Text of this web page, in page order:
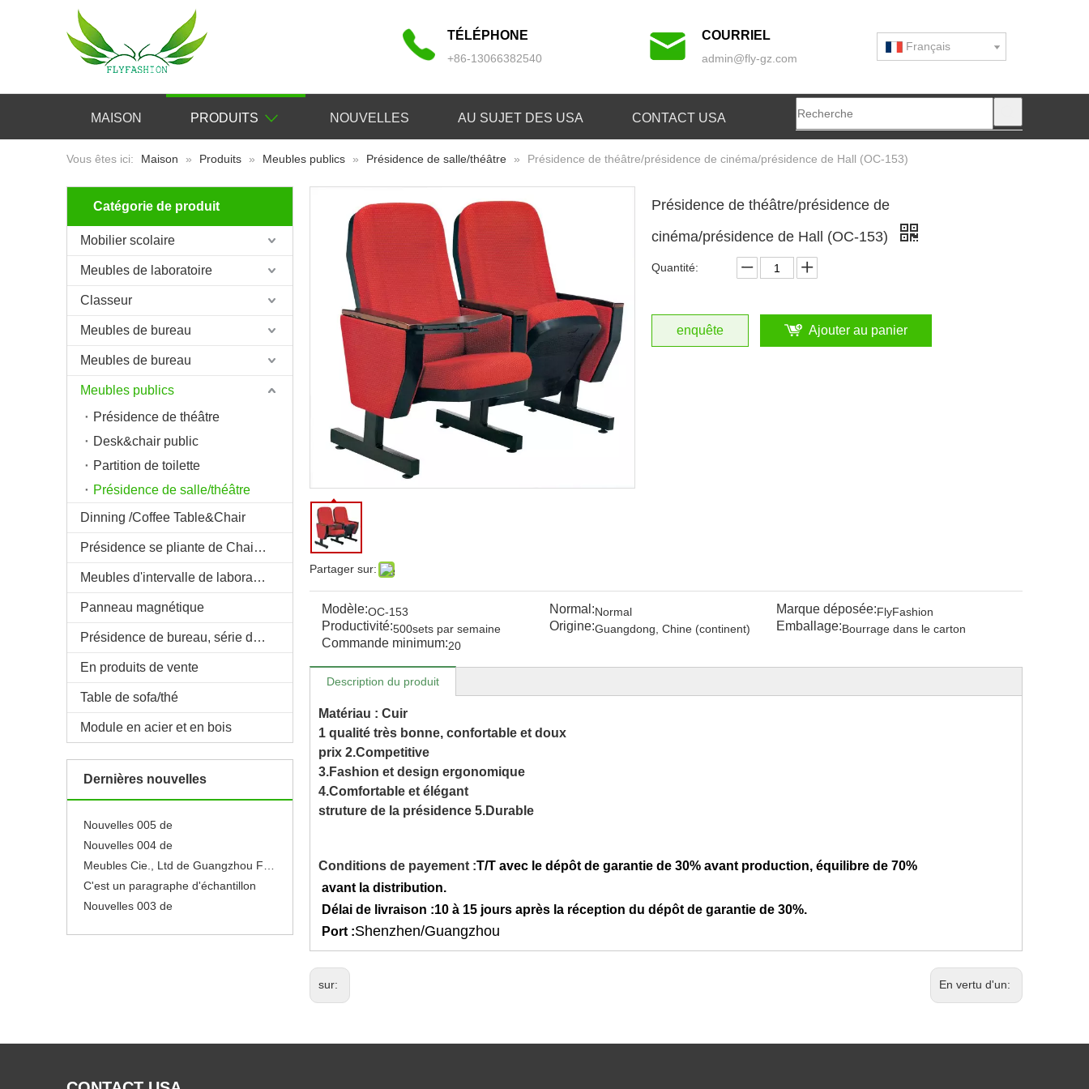
TÉLÉPHONE
+86-13066382540
COURRIEL
admin@fly-gz.com
Français
MAISON PRODUITS NOUVELLES AU SUJET DES USA CONTACT USA
Vous êtes ici: Maison » Produits » Meubles publics » Présidence de salle/théâtre » Présidence de théâtre/présidence de cinéma/présidence de Hall (OC-153)
Catégorie de produit
Mobilier scolaire
Meubles de laboratoire
Classeur
Meubles de bureau
Meubles de bureau
Meubles publics
Présidence de théâtre
Desk&chair public
Partition de toilette
Présidence de salle/théâtre
Dinning /Coffee Table&Chair
Présidence se pliante de Chair&Theatre de bureau de Trainning
Meubles d'intervalle de laboratoire/pièce
Panneau magnétique
Présidence de bureau, série de montage de &Theater de salle
En produits de vente
Table de sofa/thé
Module en acier et en bois
Dernières nouvelles
Neuf
le faire
Nouvelles 005 de
Nouvelles 004 de
C'est un paragraphe d'échantillon
Nouvelles 003 de
Nouvelles 004 de
Partager sur:
Présidence de théâtre/présidence de
cinéma/présidence de Hall (OC-153)
Quantité:
enquête Ajouter au panier
Modèle:OC-153 Normal:Normal Marque déposée:FlyFashion
Productivité:500sets par semaine Origine:Guangdong, Chine (continent) Emballage:Bourrage dans le carton
Commande minimum:20
Description du produit
Matériau : Cuir
1 qualité très bonne, confortable et doux
prix 2.Competitive
3.Fashion et design ergonomique
4.Comfortable et élégant
struture de la présidence 5.Durable
Conditions de payement :T/T avec le dépôt de garantie de 30% avant production, équilibre de 70%
avant la distribution.
Délai de livraison :10 à 15 jours après la réception du dépôt de garantie de 30%.
Port :Shenzhen/Guangzhou
sur: En vertu d'un: